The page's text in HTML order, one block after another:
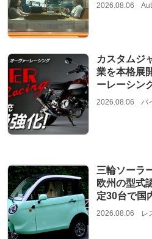
2026.08.06
カスタムジ
業を本格展
ーレーシン
2026.08.06 バ
三輪ソーラ
欧州の型式
定30台で国
2026.08.06 レ